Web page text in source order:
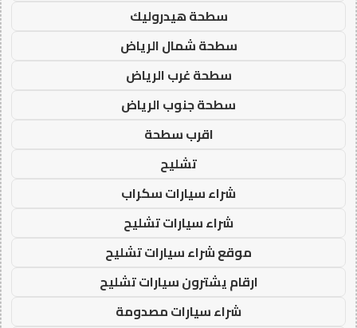
سطحة هيدروليك
سطحة شمال الرياض
سطحة غرب الرياض
سطحة جنوب الرياض
اقرب سطحة
تشليح
شراء سيارات سكراب
شراء سيارات تشليح
موقع شراء سيارات تشليح
ارقام يشترون سيارات تشليح
شراء سيارات مصدومة